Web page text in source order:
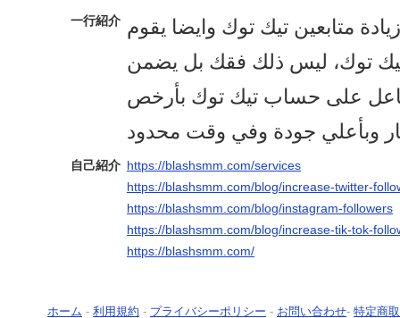
一行紹介 متابعين تيك توك وايضا يقوم
تيك توك، ليس ذلك فقك بل يضمن
على حساب تيك توك بأرخص
自己紹介 https://blashsmm.com/services
https://blashsmm.com/blog/increase-twitter-
https://blashsmm.com/blog/instagram-followers
https://blashsmm.com/blog/increase-tik-tok-
https://blashsmm.com/
ホーム - 利用規約 - プライバシーポリシー - お問い合わせ- 特定商